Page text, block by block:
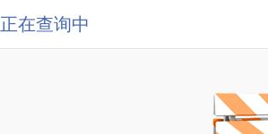
正在查询中